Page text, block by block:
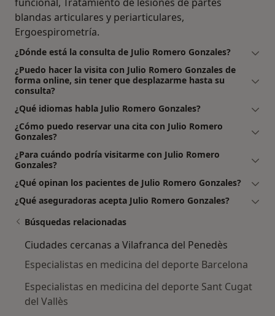
blandas articulares y periarticulares,
Ergoespirometría.
¿Dónde está la consulta de Julio Romero Gonzales?
¿Puedo hacer la visita con Julio Romero Gonzales de
forma online, sin tener que desplazarme hasta su
consulta?
¿Qué idiomas habla Julio Romero Gonzales?
¿Cómo puedo reservar una cita con Julio Romero
Gonzales?
¿Para cuándo podría visitarme con Julio Romero
Gonzales?
¿Qué opinan los pacientes de Julio Romero Gonzales?
¿Qué aseguradoras acepta Julio Romero Gonzales?
Búsquedas relacionadas
Ciudades cercanas a Vilafranca del Penedès
Especialistas en medicina del deporte Barcelona
Especialistas en medicina del deporte Sant Cugat
del Vallès